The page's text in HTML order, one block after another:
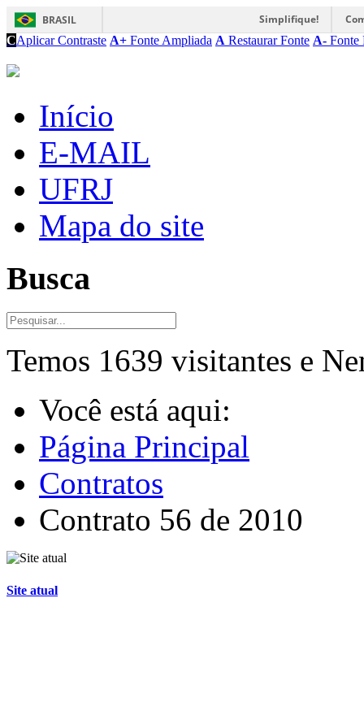
BRASIL Simplifique!
CAplicar Contraste A+ Fonte Ampliada A Restaurar Fonte A- Fonte
Início
E-MAIL
UFRJ
Mapa do site
Busca
Temos 1639 visitantes e
Você está aqui:
Página Principal
Contratos
Contrato 56 de 2010
Site atual